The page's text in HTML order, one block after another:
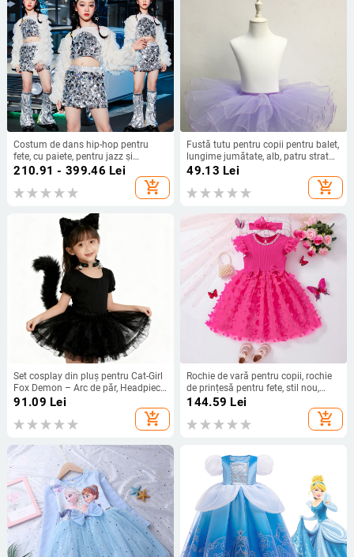
Costum de dans hip-hop pentru
fete, cu paiete, pentru jazz și
podium, țesătură poliester cu
tratament moale, 80% poliester,
pentru copii 8+ ani, Primăvara 2024
210.91 - 399.46 Lei
add_shopping_cart
Fustă tutu pentru copii pentru balet,
lungime jumătate, alb, patru straturi
plasă moale, fustă de practică
49.13 Lei
add_shopping_cart
Set cosplay din pluș pentru Cat-Girl
Fox Demon – Arc de păr, Headpiece,
Coadă de vulpe, Colier cu clopot
(Brand Like Silk; În stoc; Pentru
copii; Iarna 2025)
91.09 Lei
add_shopping_cart
Rochie de vară pentru copii, rochie
de prințesă pentru fete, stil nou,
rochie ponton pentru fete de vârstă
mijlocie, rochie de ziua de naștere
pentru copii de un an
144.59 Lei
add_shopping_cart